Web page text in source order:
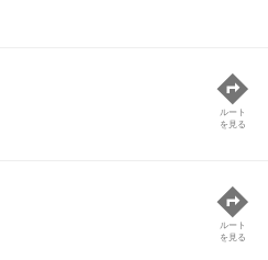
ルート
を見る
ルート
を見る